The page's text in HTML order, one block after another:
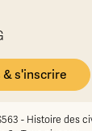
& s'inscrire